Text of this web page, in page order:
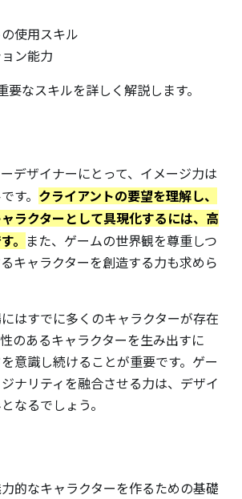
使用スキル
ン能力
要なスキルを詳しく解説します。
デザイナーにとって、イメージ力は
す。 クライアントの要望を理解し、
ラクターとして具現化するには、高
。
また、ゲームの世界観を尊重しつ
キャラクターを創造する力も求めら
はすでに多くのキャラクターが存在
のあるキャラクターを生み出すに
意識し続けることが重要です。ゲー
ナリティを融合させる力は、デザイ
なるでしょう。
的なキャラクターを作るための基礎